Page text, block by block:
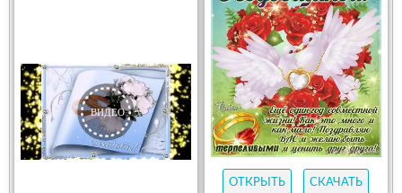
ОТКРЫТЬ СКАЧАТЬ